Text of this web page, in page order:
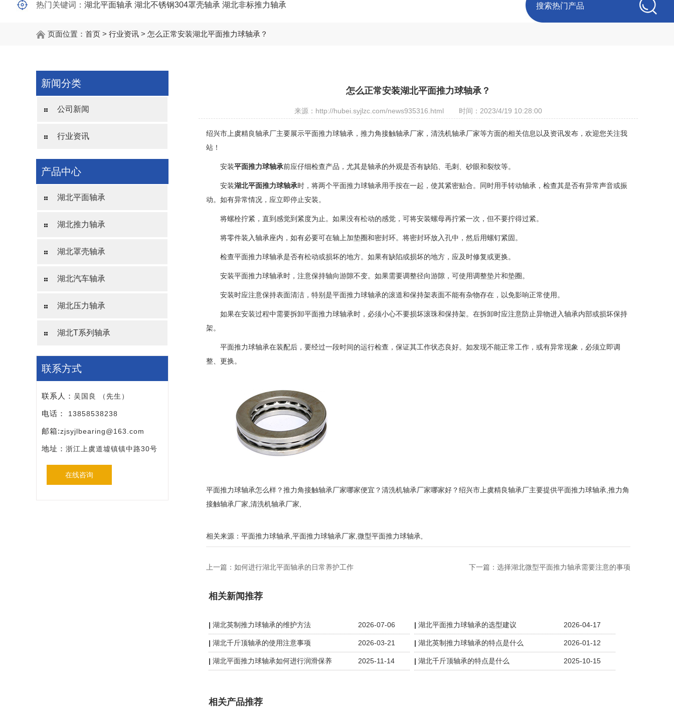
热门关键词： 湖北平面轴承 湖北不锈钢304罩壳轴承 湖北非标推力轴承
页面位置： 首页 > 行业资讯 > 怎么正常安装湖北平面推力球轴承？
新闻分类
公司新闻
行业资讯
产品中心
湖北平面轴承
湖北推力轴承
湖北罩壳轴承
湖北汽车轴承
湖北压力轴承
湖北T系列轴承
联系方式
联系人： 吴国良 （先生）
电话： 13858538238
邮箱:zjsyjlbearing@163.com
地址： 浙江上虞道墟镇镇中路30号
在线咨询
怎么正常安装湖北平面推力球轴承？
来源：http://hubei.syjlzc.com/news935316.html 时间：2023/4/19 10:28:00
绍兴市上虞精良轴承厂主要展示平面推力球轴承 ，推力角接触轴承厂家，清洗机轴承厂家等方面的相关信息以及资讯发布，欢迎您关注我
站！
安装平面推力球轴承前应仔细检查产品，尤其是轴承的外观是否有缺陷、毛刺、砂眼和裂纹等。
安装湖北平面推力球轴承时，将两个平面推力球轴承用手按在一起，使其紧密贴合。同时用手转动轴承，检查其是否有异常声音或振
动。如有异常情况，应立即停止安装。
将螺栓拧紧，直到感觉到紧度为止。如果没有松动的感觉，可将安装螺母再拧紧一次，但不要拧得过紧。
将零件装入轴承座内，如有必要可在轴上加垫圈和密封环。将密封环放入孔中，然后用螺钉紧固。
检查平面推力球轴承是否有松动或损坏的地方。如果有缺陷或损坏的地方，应及时修复或更换。
安装平面推力球轴承时，注意保持轴向游隙不变。如果需要调整径向游隙，可使用调整垫片和垫圈。
安装时应注意保持表面清洁，特别是平面推力球轴承的滚道和保持架表面不能有杂物存在，以免影响正常使用。
如果在安装过程中需要拆卸平面推力球轴承时，必须小心不要损坏滚珠和保持架。在拆卸时应注意防止异物进入轴承内部或损坏保持
架。
平面推力球轴承在装配后，要经过一段时间的运行检查，保证其工作状态良好。如发现不能正常工作，或有异常现象，必须立即调
整、更换。
平面推力球轴承怎么样？推力角接触轴承厂家哪家便宜？清洗机轴承厂家哪家好？绍兴市上虞精良轴承厂主要提供平面推力球轴承,推力角
接触轴承厂家,清洗机轴承厂家,
相关来源： 平面推力球轴承 平面推力球轴承厂家 微型平面推力球轴承
上一篇： 如何进行湖北平面轴承的日常养护工作 下一篇： 选择湖北微型平面推力轴承需要注意的事项
相关新闻推荐
湖北英制推力球轴承的维护方法 2026-07-06 湖北平面推力球轴承的选型建议 2026-04-17
湖北千斤顶轴承的使用注意事项 2026-03-21 湖北英制推力球轴承的特点是什么 2026-01-12
湖北平面推力球轴承如何进行润滑保养 2025-11-14 湖北千斤顶轴承的特点是什么 2025-10-15
相关产品推荐